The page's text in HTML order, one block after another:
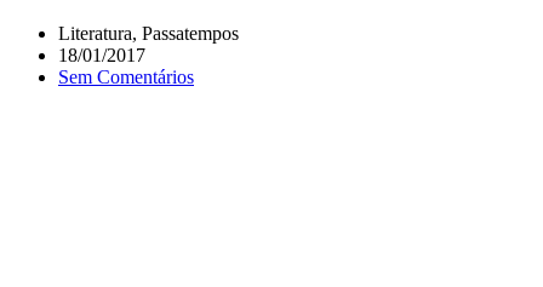
Literatura, Passatempos
18/01/2017
Sem Comentários